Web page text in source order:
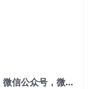
抖音，快手，小红书，B站，微博，微信公众号，微信视频号。每一个平台，都是不一样的机会，对应不一样的赚钱思路